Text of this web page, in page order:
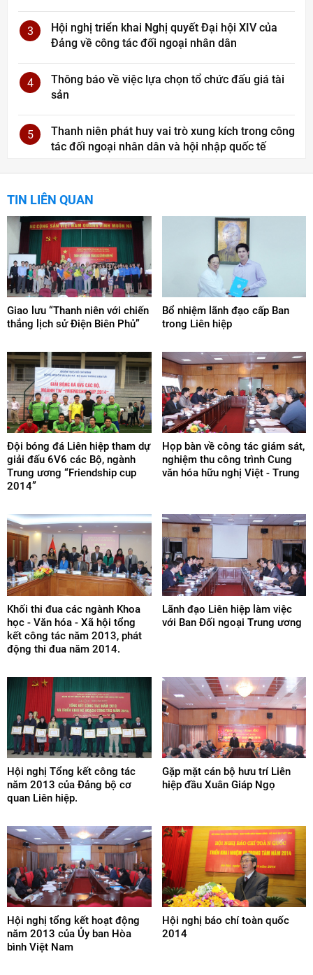
3
Hội nghị triển khai Nghị quyết Đại hội XIV của
Đảng về công tác đối ngoại nhân dân
4
Thông báo về việc lựa chọn tổ chức đấu giá tài
sản
5
Thanh niên phát huy vai trò xung kích trong công
tác đối ngoại nhân dân và hội nhập quốc tế
TIN LIÊN QUAN
Giao lưu “Thanh niên với chiến
thắng lịch sử Điện Biên Phủ”
Bổ nhiệm lãnh đạo cấp Ban
trong Liên hiệp
Đội bóng đá Liên hiệp tham dự
giải đấu 6V6 các Bộ, ngành
Trung ương “Friendship cup
2014”
Họp bàn về công tác giám sát,
nghiệm thu công trình Cung
văn hóa hữu nghị Việt - Trung
Khối thi đua các ngành Khoa
học - Văn hóa - Xã hội tổng
kết công tác năm 2013, phát
động thi đua năm 2014.
Lãnh đạo Liên hiệp làm việc
với Ban Đối ngoại Trung ương
Hội nghị Tổng kết công tác
năm 2013 của Đảng bộ cơ
quan Liên hiệp.
Gặp mặt cán bộ hưu trí Liên
hiệp đầu Xuân Giáp Ngọ
Hội nghị tổng kết hoạt động
năm 2013 của Ủy ban Hòa
bình Việt Nam
Hội nghị báo chí toàn quốc
2014